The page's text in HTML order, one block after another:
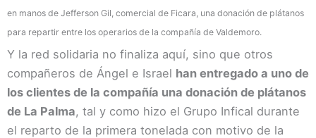
en manos de Jefferson Gil, comercial de Ficara, una donación de plátanos
para repartir entre los operarios de la compañía de Valdemoro.
Y la red solidaria no finaliza aquí, sino que otros
compañeros de Ángel e Israel han entregado a uno de
los clientes de la compañía una donación de plátanos
de La Palma, tal y como hizo el Grupo Infical durante
el reparto de la primera tonelada con motivo de la